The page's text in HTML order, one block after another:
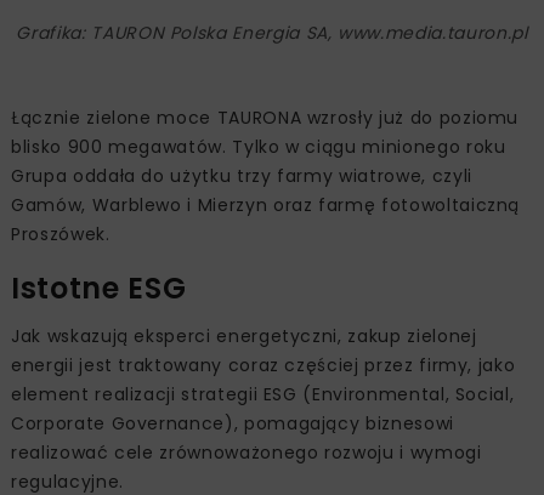
Grafika: TAURON Polska Energia SA, www.media.tauron.pl
Łącznie zielone moce TAURONA wzrosły już do poziomu
blisko 900 megawatów. Tylko w ciągu minionego roku
Grupa oddała do użytku trzy farmy wiatrowe, czyli
Gamów, Warblewo i Mierzyn oraz farmę fotowoltaiczną
Proszówek.
Istotne ESG
Jak wskazują eksperci energetyczni, zakup zielonej
energii jest traktowany coraz częściej przez firmy, jako
element realizacji strategii ESG (Environmental, Social,
Corporate Governance), pomagający biznesowi
realizować cele zrównoważonego rozwoju i wymogi
regulacyjne.